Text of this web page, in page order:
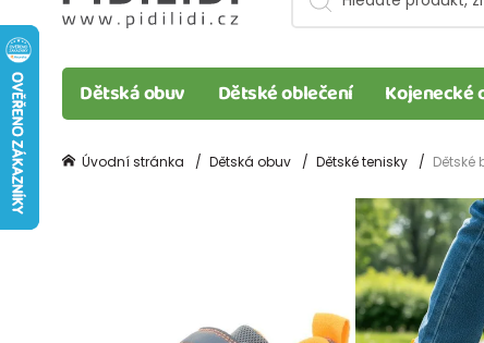
Dětská obuv Dětské oblečení Kojenecké
Úvodní stránka Dětská obuv Dětské tenisky Dětské